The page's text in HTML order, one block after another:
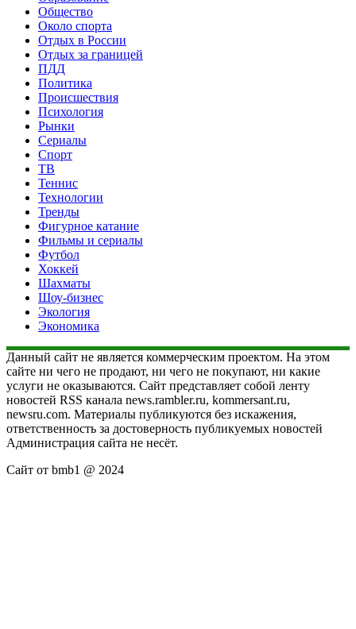
Общество
Около спорта
Отдых в России
Отдых за границей
ПДД
Политика
Происшествия
Психология
Рынки
Сериалы
Спорт
ТВ
Теннис
Технологии
Тренды
Фигурное катание
Фильмы и сериалы
Футбол
Хоккей
Шахматы
Шоу-бизнес
Экология
Экономика
Данный сайт не является коммерческим проектом. На этом
сайте ни чего не продают, ни чего не покупают, ни какие
услуги не оказываются. Сайт представляет собой ленту
новостей RSS канала news.rambler.ru, kommersant.ru,
newsru.com. Материалы публикуются без искажения,
ответственность за достоверность публикуемых новостей
Администрация сайта не несёт.
Сайт от bmb1 @ 2024